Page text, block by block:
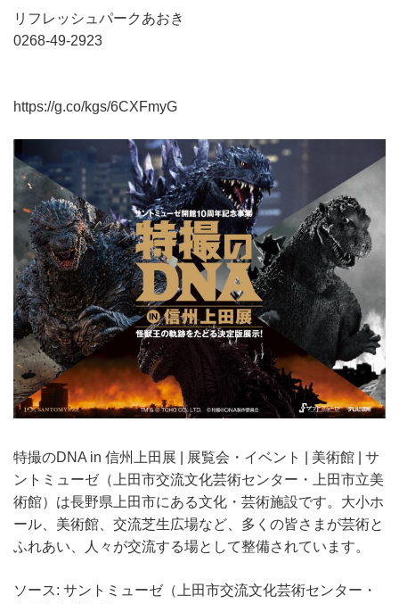
リフレッシュパークあおき
0268-49-2923
https://g.co/kgs/6CXFmyG
特撮のDNA in 信州上田展 | 展覧会・イベント | 美術館 | サ
ントミューゼ（上田市交流文化芸術センター・上田市立美
術館）は長野県上田市にある文化・芸術施設です。大小ホ
ール、美術館、交流芝生広場など、多くの皆さまが芸術と
ふれあい、人々が交流する場として整備されています。
ソース: サントミューゼ（上田市交流文化芸術センター・